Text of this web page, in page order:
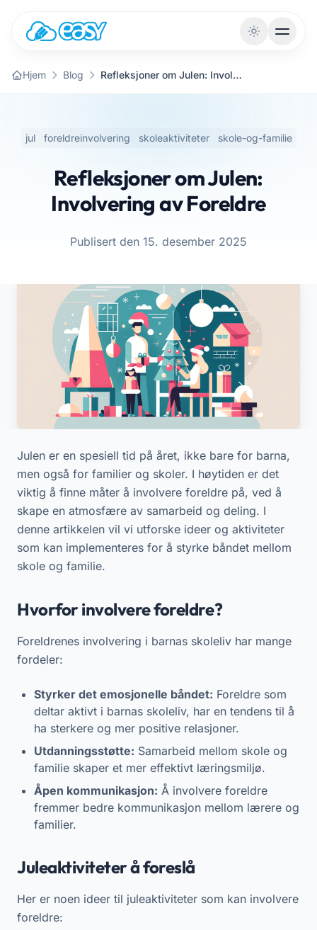
Hjem Blog Refleksjoner om Julen: Involvering av Foreldre
jul foreldreinvolvering skoleaktiviteter skole-og-familie
Refleksjoner om Julen:
Involvering av Foreldre
Publisert den 15. desember 2025
Julen er en spesiell tid på året, ikke bare for barna,
men også for familier og skoler. I høytiden er det
viktig å finne måter å involvere foreldre på, ved å
skape en atmosfære av samarbeid og deling. I
denne artikkelen vil vi utforske ideer og aktiviteter
som kan implementeres for å styrke båndet mellom
skole og familie.
Hvorfor involvere foreldre?
Foreldrenes involvering i barnas skoleliv har mange
fordeler:
Styrker det emosjonelle båndet: Foreldre som
deltar aktivt i barnas skoleliv, har en tendens til å
ha sterkere og mer positive relasjoner.
Utdanningsstøtte: Samarbeid mellom skole og
familie skaper et mer effektivt læringsmiljø.
Åpen kommunikasjon: Å involvere foreldre
fremmer bedre kommunikasjon mellom lærere og
familier.
Juleaktiviteter å foreslå
Her er noen ideer til juleaktiviteter som kan involvere
foreldre: